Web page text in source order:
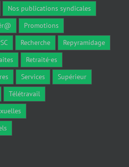
Nos publications syndicales
Promotions
Recherche
Repyramidage
Retraité·es
Services
Supérieur
Télétravail